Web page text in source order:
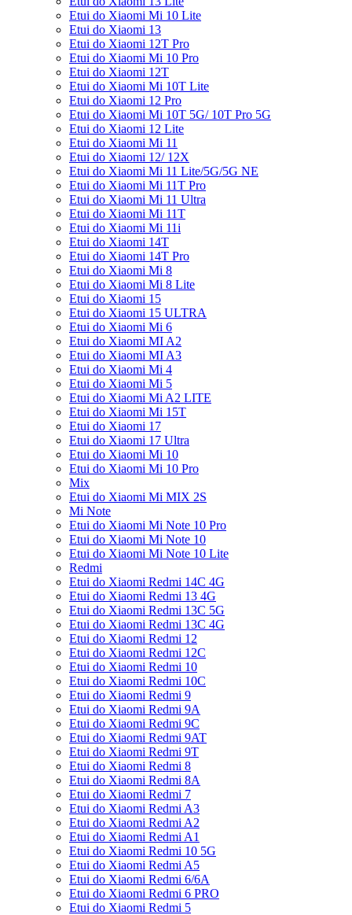
Etui do Xiaomi Mi 10 Lite
Etui do Xiaomi 13
Etui do Xiaomi 12T Pro
Etui do Xiaomi Mi 10 Pro
Etui do Xiaomi 12T
Etui do Xiaomi Mi 10T Lite
Etui do Xiaomi 12 Pro
Etui do Xiaomi Mi 10T 5G/ 10T Pro 5G
Etui do Xiaomi 12 Lite
Etui do Xiaomi Mi 11
Etui do Xiaomi 12/ 12X
Etui do Xiaomi Mi 11 Lite/5G/5G NE
Etui do Xiaomi Mi 11T Pro
Etui do Xiaomi Mi 11 Ultra
Etui do Xiaomi Mi 11T
Etui do Xiaomi Mi 11i
Etui do Xiaomi 14T
Etui do Xiaomi 14T Pro
Etui do Xiaomi Mi 8
Etui do Xiaomi Mi 8 Lite
Etui do Xiaomi 15
Etui do Xiaomi 15 ULTRA
Etui do Xiaomi Mi 6
Etui do Xiaomi MI A2
Etui do Xiaomi MI A3
Etui do Xiaomi Mi 4
Etui do Xiaomi Mi 5
Etui do Xiaomi Mi A2 LITE
Etui do Xiaomi Mi 15T
Etui do Xiaomi 17
Etui do Xiaomi 17 Ultra
Etui do Xiaomi Mi 10
Etui do Xiaomi Mi 10 Pro
Mix
Etui do Xiaomi Mi MIX 2S
Mi Note
Etui do Xiaomi Mi Note 10 Pro
Etui do Xiaomi Mi Note 10
Etui do Xiaomi Mi Note 10 Lite
Redmi
Etui do Xiaomi Redmi 14C 4G
Etui do Xiaomi Redmi 13 4G
Etui do Xiaomi Redmi 13C 5G
Etui do Xiaomi Redmi 13C 4G
Etui do Xiaomi Redmi 12
Etui do Xiaomi Redmi 12C
Etui do Xiaomi Redmi 10
Etui do Xiaomi Redmi 10C
Etui do Xiaomi Redmi 9
Etui do Xiaomi Redmi 9A
Etui do Xiaomi Redmi 9C
Etui do Xiaomi Redmi 9AT
Etui do Xiaomi Redmi 9T
Etui do Xiaomi Redmi 8
Etui do Xiaomi Redmi 8A
Etui do Xiaomi Redmi 7
Etui do Xiaomi Redmi A3
Etui do Xiaomi Redmi A2
Etui do Xiaomi Redmi A1
Etui do Xiaomi Redmi 10 5G
Etui do Xiaomi Redmi A5
Etui do Xiaomi Redmi 6/6A
Etui do Xiaomi Redmi 6 PRO
Etui do Xiaomi Redmi 5